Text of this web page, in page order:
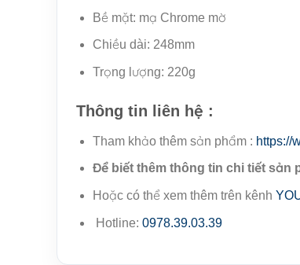
Bề mặt: mạ Chrome mờ
Chiều dài: 248mm
Trọng lượng: 220g
Thông tin liên hệ :
Tham khảo thêm sản phẩm : https://
Để biết thêm thông tin chi tiết sản
Hoặc có thể xem thêm trên kênh
Hotline: 0978.39.03.39